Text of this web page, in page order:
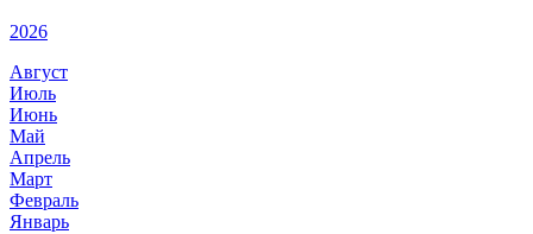
2026
Август
Июль
Июнь
Май
Апрель
Март
Февраль
Январь